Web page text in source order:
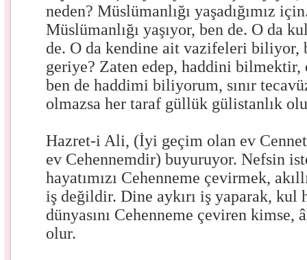
neden? Müslümanlığı yaşadığımız
Müslümanlığı yaşıyor, ben de. O da
de. O da kendine ait vazifeleri biliyor,
geriye? Zaten edep, haddini
ben de haddimi biliyorum, sınır
olmazsa her taraf güllük gülistanlık
Hazret-i Ali, (İyi geçim olan ev
ev Cehennemdir) buyuruyor. Nefsin
hayatımızı Cehenneme çevirmek,
iş değildir. Dine aykırı iş yaparak, kul
dünyasını Cehenneme çeviren
olur.